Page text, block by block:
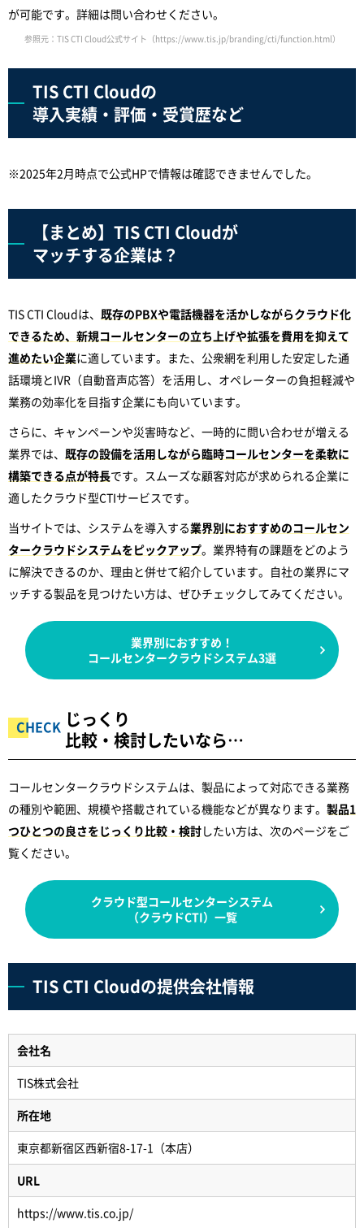
が可能です。詳細は問い合わせください。
参照元：TIS CTI Cloud公式サイト（https://www.tis.jp/branding/cti/function.html）
TIS CTI Cloudの
導入実績・評価・受賞歴など
※2025年2月時点で公式HPで情報は確認できませんでした。
【まとめ】TIS CTI Cloudが
マッチする企業は？
TIS CTI Cloudは、 既存のPBXや電話機器を活かしながらクラウド化
できるため、新規コールセンターの立ち上げや拡張を費用を抑えて
進めたい企業に適しています。また、公衆網を利用した安定した通
話環境とIVR（自動音声応答）を活用し、オペレーターの負担軽減や
業務の効率化を目指す企業にも向いています。
さらに、キャンペーンや災害時など、一時的に問い合わせが増える
業界では、 既存の設備を活用しながら臨時コールセンターを柔軟に
構築できる点が特長です。スムーズな顧客対応が求められる企業に
適したクラウド型CTIサービスです。
当サイトでは、システムを導入する業界別におすすめのコールセン
タークラウドシステムをピックアップ。業界特有の課題をどのよう
に解決できるのか、理由と併せて紹介しています。自社の業界にマ
ッチする製品を見つけたい方は、ぜひチェックしてみてください。
業界別におすすめ！
コールセンタークラウドシステム3選
じっくり
比較・検討したいなら…
コールセンタークラウドシステムは、製品によって対応できる業務
の種別や範囲、規模や搭載されている機能などが異なります。 製品1
つひとつの良さをじっくり比較・検討したい方は、次のページをご
覧ください。
クラウド型コールセンターシステム
（クラウドCTI）一覧
TIS CTI Cloudの提供会社情報
会社名
TIS株式会社
所在地
東京都新宿区西新宿8-17-1（本店）
URL
https://www.tis.co.jp/